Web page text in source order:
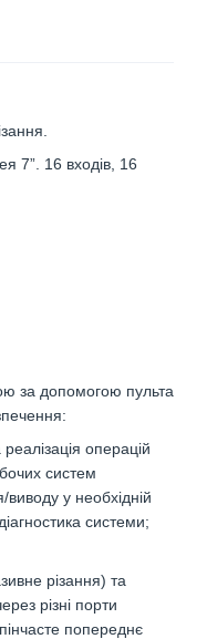
7”. 16 входів, 16
за допомогою пульта
операцій
систем
у необхідній
системи;
різання) та
різні порти
попереднє